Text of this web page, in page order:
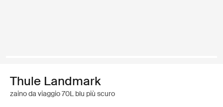
Thule Landmark
zaino da viaggio 70L blu più scuro